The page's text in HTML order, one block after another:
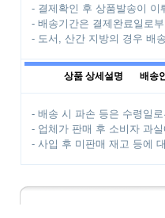
- 결제확인 후 상품발송이 이
- 배송기간은 결제완료일로
- 도서, 산간 지방의 경우 배
상품 상세설명 배송
- 배송 시 파손 등은 수령일
- 업체가 판매 후 소비자 과
- 사입 후 미판매 재고 등에